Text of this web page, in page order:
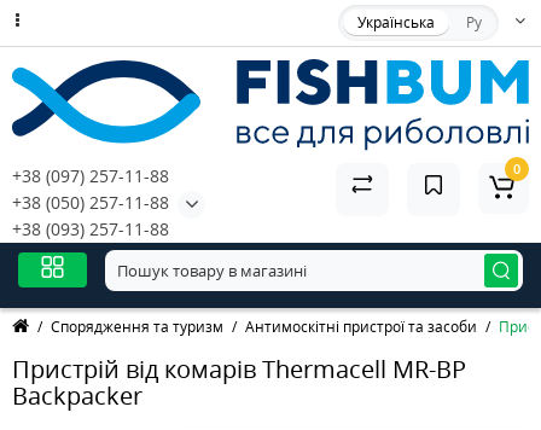
Українська Ру
+38 (097) 257-11-88
+38 (050) 257-11-88
+38 (093) 257-11-88
0
Спорядження та туризм Антимоскітні пристрої та засоби
Пристрій від комарів Thermacell MR-BP
Backpacker